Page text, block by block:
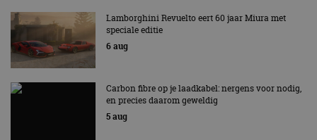
Lamborghini Revuelto eert 60 jaar Miura met
speciale editie
6 aug
Carbon fibre op je laadkabel: nergens voor nodig,
en precies daarom geweldig
5 aug